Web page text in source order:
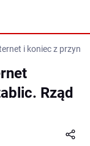
i koniec z
Rząd